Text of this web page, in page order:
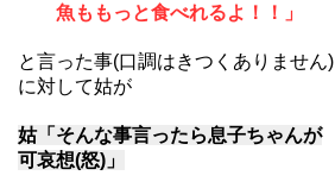
魚ももっと食べれるよ！！」
と言った事(口調はきつくありません)
に対して姑が
姑「そんな事言ったら息子ちゃんが
可哀想(怒)」